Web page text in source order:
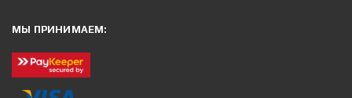
МЫ ПРИНИМАЕМ: